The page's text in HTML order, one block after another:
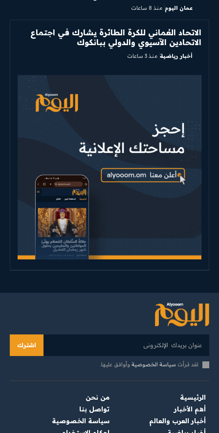
عمان اليوم منذ 8 ساعات
الاتحاد العُماني للكرة الطائرة يشارك في اجتماع
الاتحادين الآسيوي والدولي ببانكوك
أخبار رياضية منذ 3 ساعات
اشترك
لقد قرأت سياسة الخصوصية وأوافق عليها.
الرئيسية
أهم الأخبار
أخبار العرب والعالم
من نحن
تواصل بنا
سياسة الخصوصية